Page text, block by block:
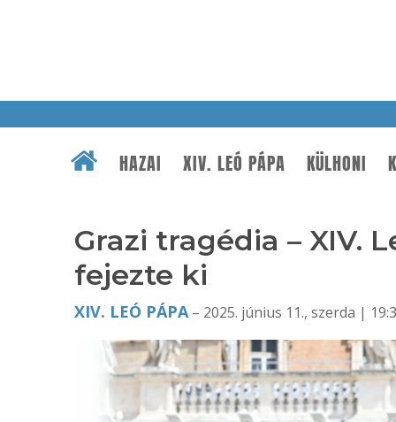
HAZAI XIV. LEÓ PÁPA KÜLHONI
Grazi tragédia – XIV.
fejezte ki
XIV. LEÓ PÁPA– 2025. június 11., szerda |